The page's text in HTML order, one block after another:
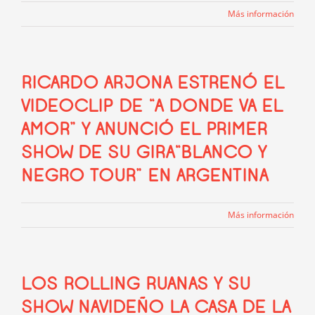
Más información
RICARDO ARJONA ESTRENÓ EL
VIDEOCLIP DE “A DONDE VA EL
AMOR” Y ANUNCIÓ EL PRIMER
SHOW DE SU GIRA“BLANCO Y
NEGRO TOUR” EN ARGENTINA
Más información
LOS ROLLING RUANAS Y SU
SHOW NAVIDEÑO LA CASA DE LA